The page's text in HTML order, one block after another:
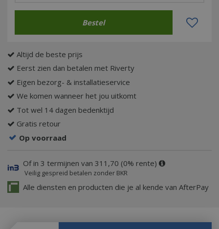
Altijd de beste prijs
Eerst zien dan betalen met Riverty
Eigen bezorg- & installatieservice
We komen wanneer het jou uitkomt
Tot wel 14 dagen bedenktijd
Gratis retour
Op voorraad
Of in 3 termijnen van 311,70 (0% rente)
Veilig gespreid betalen zonder BKR
Alle diensten en producten die je al kende van AfterPay